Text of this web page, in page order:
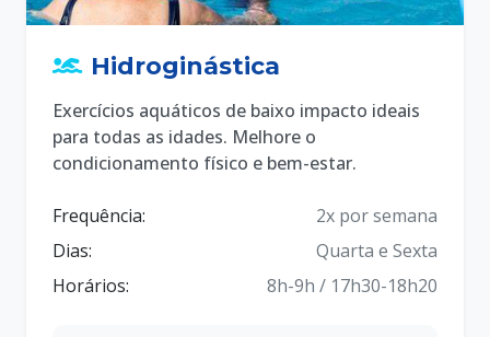
Hidroginástica
Exercícios aquáticos de baixo impacto ideais
para todas as idades. Melhore o
condicionamento físico e bem-estar.
Frequência:
2x por semana
Dias:
Quarta e Sexta
Horários:
8h-9h / 17h30-18h20